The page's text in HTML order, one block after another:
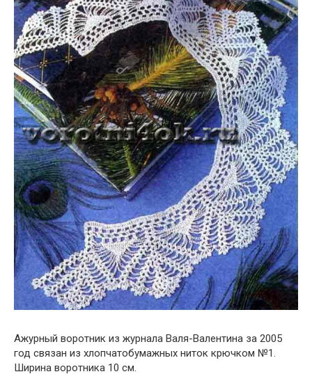
Ажурный воротник из журнала Валя-Валентина за 2005
год связан из хлопчатобумажных ниток крючком №1.
Ширина воротника 10 см.